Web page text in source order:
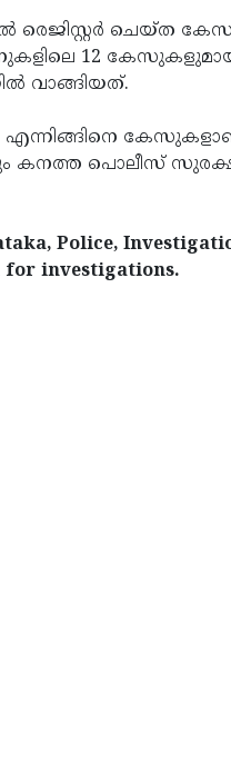
രെജിസ്റ്റർ ചെയ്ത
12
വാങ്ങിയത്.
എന്നിങ്ങിനെ
കനത്ത പൊലീസ്
Police,
for investigations.